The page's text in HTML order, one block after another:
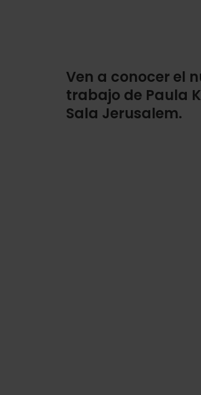
Ven a conocer el
trabajo de Paula
Sala Jerusalem.